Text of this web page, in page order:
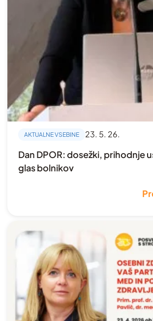
AKTUALNE VSEBINE 23. 5. 26.
Dan DPOR: dosežki, prihodnje
glas bolnikov